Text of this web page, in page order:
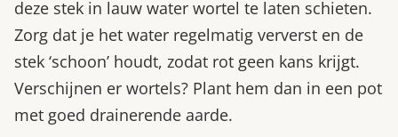
deze stek in lauw water wortel te laten schieten.
Zorg dat je het water regelmatig ververst en de
stek ‘schoon’ houdt, zodat rot geen kans krijgt.
Verschijnen er wortels? Plant hem dan in een pot
met goed drainerende aarde.